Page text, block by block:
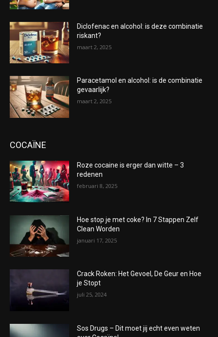
Diclofenac en alcohol: is deze combinatie
riskant?
maart 2, 2025
Paracetamol en alcohol: is de combinatie
gevaarlijk?
maart 2, 2025
COCAÏNE
Roze cocaine is erger dan witte – 3
redenen
februari 8, 2025
Hoe stop je met coke? In 7 Stappen Zelf
Clean Worden
januari 17, 2025
Crack Roken: Het Gevoel, De Geur en Hoe
je Stopt
juli 25, 2024
Sos Drugs – Dit moet jij echt even weten